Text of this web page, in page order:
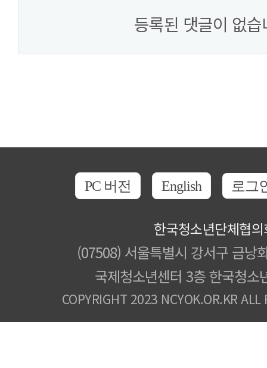
등록된 댓글이 없습
PC 버전 English 로그
한국청소년단체협
(07508) 서울특별시 강서구 금낭
국제청소년센터 3층 한국청소
COPYRIGHT 2023 NCYOK.OR.KR ALL